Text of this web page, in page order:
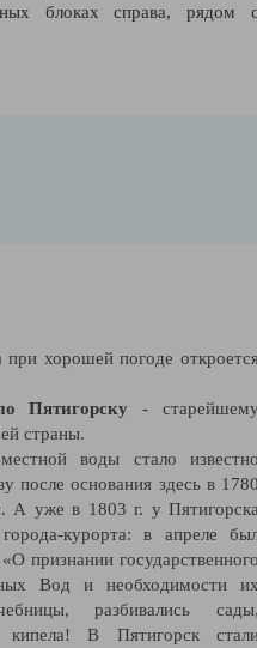
блоках справа, рядом
при хорошей погоде
Пятигорску -
страны.
воды стало
после основания здесь в
А уже в 1803 г. у
курорта: в апреле
признании
Вод и необходимости
разбивались
кипела! В Пятигорск